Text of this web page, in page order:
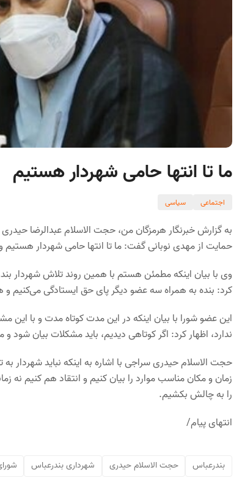
ما تا انتها حامی شهردار هستیم
اجتماعی سیاسی
به گزارش خبرنگار هرمزگان من، حجت الاسلام عبدالرضا
حمایت از مهدی نوبانی گفت: ما تا انتها حامی شهردار هستیم
وی با بیان اینکه مطمئن هستم با همین روند تلاش شهردار
کرد: بنده به همراه سه عضو دیگر پای حق ایستادگی می‌کنیم و
این عضو شورا با بیان اینکه در این مدت کوتاه مدت و با این
ندارد، اظهار کرد: اگر کوتاهی دیدیم، باید مشکلات بیان شود
حجت الاسلام حیدری سراجی با اشاره به اینکه نباید شهردار
زمان و مکان مناسب موارد را بیان کنیم و انتقاد هم کنیم نه
را به چالش بکشیم.
انتهای پیام/
بندرعباس حجت الاسلام حیدری شهرداری بندرعباس